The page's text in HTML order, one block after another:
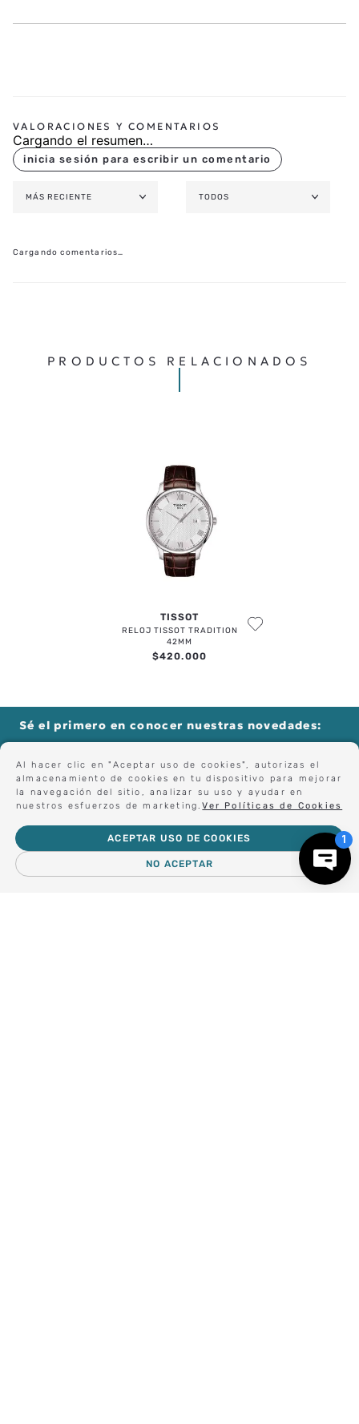
Al hacer clic en "Aceptar uso de cookies", autorizas el
almacenamiento de cookies en tu dispositivo para mejorar
la navegación del sitio, analizar su uso y ayudar en
nuestros esfuerzos de marketing.Ver Políticas de Cookies
NO ACEPTAR
ACEPTAR USO DE COOKIES
Cargando el resumen…
MÁS RECIENTE TODOS
Cargando comentarios…
PRODUCTOS RELACIONADOS
TISSOT
RELOJ TISSOT TRADITION
42MM
$420.000
Sé el primero en conocer nuestras novedades:
Forma parte de nuestros clientes exclusivos.